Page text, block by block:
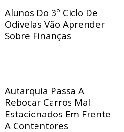
Alunos Do 3º Ciclo De
Odivelas Vão Aprender
Sobre Finanças
Autarquia Passa A
Rebocar Carros Mal
Estacionados Em Frente
A Contentores